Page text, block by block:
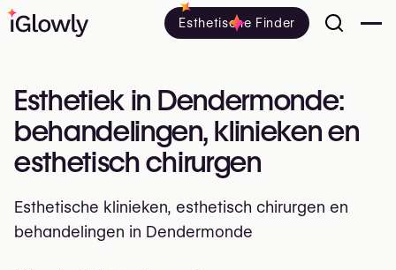
Esthetische Finder
Esthetiek in Dendermonde:
behandelingen, klinieken en
esthetisch chirurgen
Esthetische klinieken, esthetisch chirurgen en
behandelingen in Dendermonde